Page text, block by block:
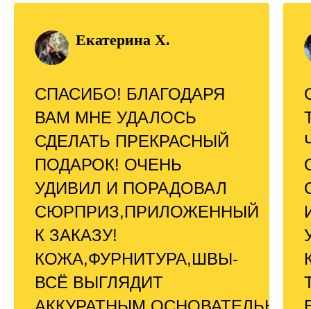
Екатерина Х.
СПАСИБО! БЛАГОДАРЯ
ВАМ МНЕ УДАЛОСЬ
СДЕЛАТЬ ПРЕКРАСНЫЙ
ПОДАРОК! ОЧЕНЬ
УДИВИЛ И ПОРАДОВАЛ
СЮРПРИЗ,ПРИЛОЖЕННЫЙ
К ЗАКАЗУ!
КОЖА,ФУРНИТУРА,ШВЫ-
ВСЁ ВЫГЛЯДИТ